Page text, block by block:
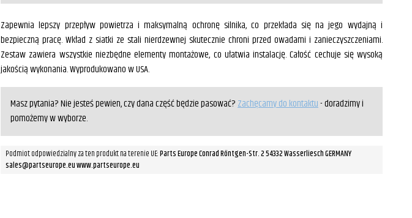
Zapewnia lepszy przepływ powietrza i maksymalną ochronę silnika, co przekłada się na jego wydajną i
bezpieczną pracę. Wkład z siatki ze stali nierdzewnej skutecznie chroni przed owadami i zanieczyszczeniami.
Zestaw zawiera wszystkie niezbędne elementy montażowe, co ułatwia instalację. Całość cechuje się wysoką
jakością wykonania. Wyprodukowano w USA.
Masz pytania? Nie jesteś pewien, czy dana część będzie pasować?Zachęcamy do kontaktu- doradzimy i
pomożemy w wyborze.
Podmiot odpowiedzialny za ten produkt na terenie UE:Parts Europe Conrad Röntgen-Str. 2 54332 Wasserliesch GERMANY
sales@partseurope.eu www.partseurope.eu